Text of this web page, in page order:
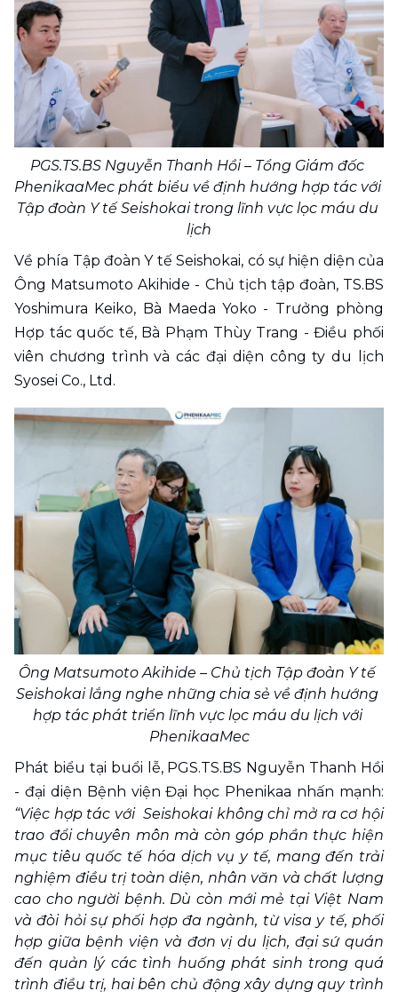
PGS.TS.BS Nguyễn Thanh Hồi – Tổng Giám đốc
PhenikaaMec phát biểu về định hướng hợp tác với
Tập đoàn Y tế Seishokai trong lĩnh vực lọc máu du
lịch
Về phía Tập đoàn Y tế Seishokai, có sự hiện diện của
Ông Matsumoto Akihide - Chủ tịch tập đoàn, TS.BS
Yoshimura Keiko, Bà Maeda Yoko - Trưởng phòng
Hợp tác quốc tế, Bà Phạm Thùy Trang - Điều phối
viên chương trình và các đại diện công ty du lịch
Syosei Co., Ltd.
Ông Matsumoto Akihide – Chủ tịch Tập đoàn Y tế
Seishokai lắng nghe những chia sẻ về định hướng
hợp tác phát triển lĩnh vực lọc máu du lịch với
PhenikaaMec
Phát biểu tại buổi lễ, PGS.TS.BS Nguyễn Thanh Hồi
“Việc hợp tác với  Seishokai không chỉ mở ra cơ hội
trao đổi chuyên môn mà còn góp phần thực hiện
mục tiêu quốc tế hóa dịch vụ y tế, mang đến trải
nghiệm điều trị toàn diện, nhân văn và chất lượng
cao cho người bệnh. Dù còn mới mẻ tại Việt Nam
và đòi hỏi sự phối hợp đa ngành, từ visa y tế, phối
hợp giữa bệnh viện và đơn vị du lịch, đại sứ quán
đến quản lý các tình huống phát sinh trong quá
trình điều trị, hai bên chủ động xây dựng quy trình